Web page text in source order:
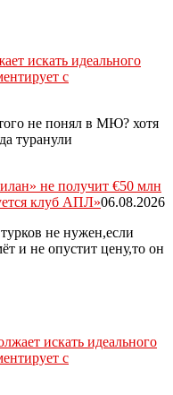
искать идеального
с
не понял в МЮ? хотя
туранули
не получит €50 млн
клуб АПЛ»06.08.2026
не нужен,если
и не опустит цену,то он
искать идеального
с